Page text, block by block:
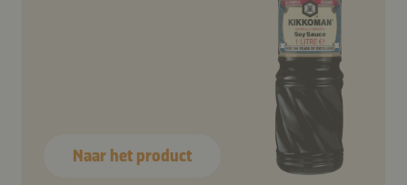
Naar het product